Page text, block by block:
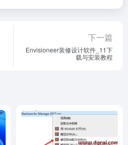
下一篇
Envisioneer装修设计软件_11下
载与安装教程